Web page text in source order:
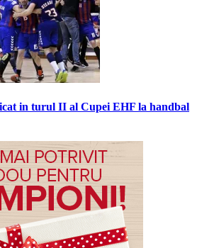
in turul II al Cupei EHF la handbal